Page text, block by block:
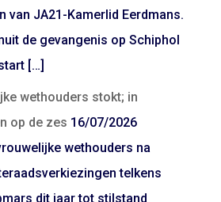
van JA21-Kamerlid Eerdmans.
de gevangenis op Schiphol
[…]
wethouders stokt; in
op de zes 16/07/2026
wethouders na
telkens
dit jaar tot stilstand